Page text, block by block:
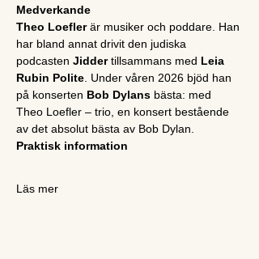
Medverkande
Theo Loefler är musiker och poddare. Han
har bland annat drivit den judiska
podcasten Jidder tillsammans med Leia
Rubin Polite . Under våren 2026 bjöd han
på konserten Bob Dylans bästa: med
Theo Loefler – trio, en konsert bestående
av det absolut bästa av Bob Dylan.
Praktisk information
Läs mer